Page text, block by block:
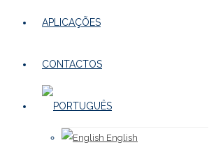
APLICAÇÕES
CONTACTOS
English